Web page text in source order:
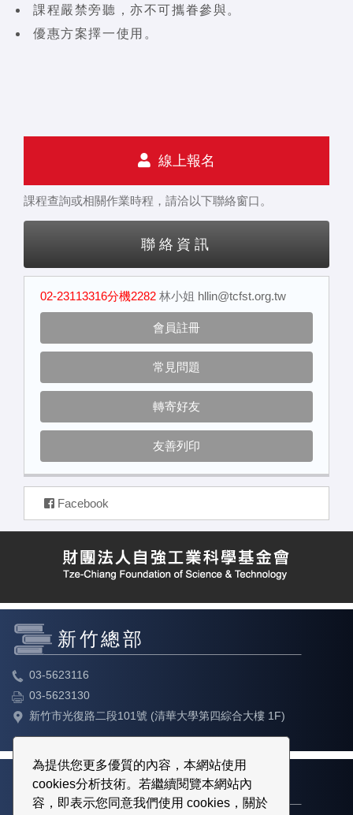
為提供您更多優質的內容，本網站使用
cookies分析技術。若繼續閱覽本網站內
容，即表示您同意我們使用 cookies，關於
課程嚴禁旁聽，亦不可攜眷參與。
優惠方案擇一使用。
線上報名
課程查詢或相關作業時程，請洽以下聯絡窗口。
聯絡資訊
02-23113316分機2282 林小姐 hllin@tcfst.org.tw
會員註冊
常見問題
轉寄好友
友善列印
Facebook
新竹總部
03-5623116
03-5623130
新竹市光復路二段101號 (清華大學第四綜合大樓 1F)
台北教育中心